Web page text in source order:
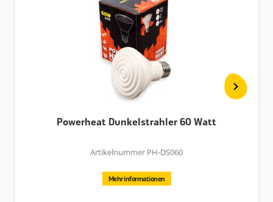
Powerheat Dunkelstrahler 60 Watt
Artikelnummer PH-DS060
Mehr informationen